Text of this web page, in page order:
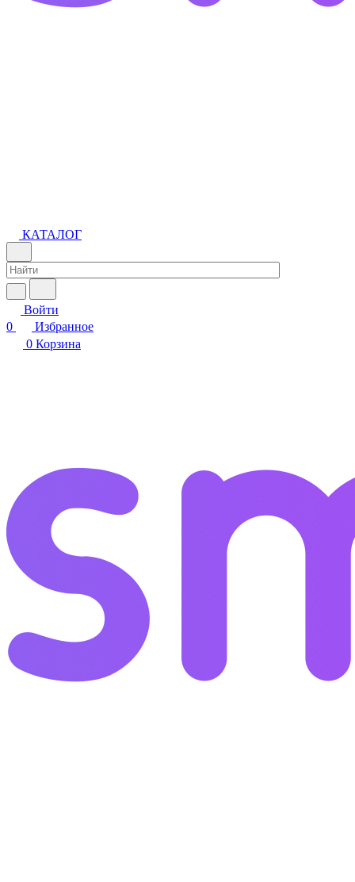
КАТАЛОГ
Войти
0
Избранное
0 Корзина